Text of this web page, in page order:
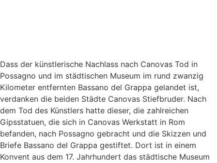
Dass der künstlerische Nachlass nach Canovas Tod in
Possagno und im städtischen Museum im rund zwanzig
Kilometer entfernten Bassano del Grappa gelandet ist,
verdanken die beiden Städte Canovas Stiefbruder. Nach
dem Tod des Künstlers hatte dieser, die zahlreichen
Gipsstatuen, die sich in Canovas Werkstatt in Rom
befanden, nach Possagno gebracht und die Skizzen und
Briefe Bassano del Grappa gestiftet. Dort ist in einem
Konvent aus dem 17. Jahrhundert das städtische Museum